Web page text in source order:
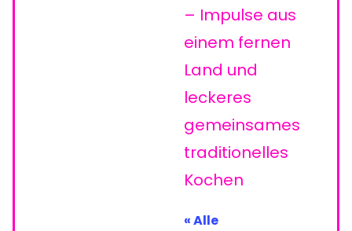
– Impulse aus
einem fernen
Land und
leckeres
gemeinsames
traditionelles
Kochen
« Alle